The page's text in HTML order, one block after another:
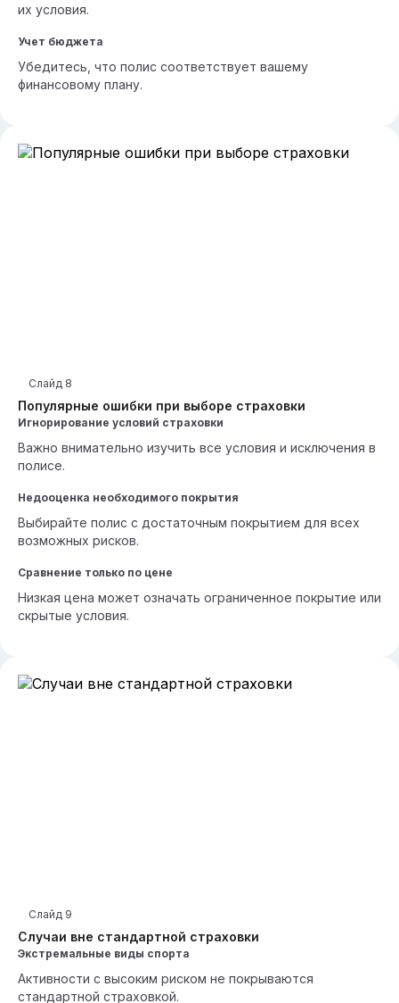
их условия.
Учет бюджета
Убедитесь, что полис соответствует вашему
финансовому плану.
Популярные ошибки при выборе страховки
Слайд 8
Игнорирование условий страховки
Важно внимательно изучить все условия и исключения в
полисе.
Недооценка необходимого покрытия
Выбирайте полис с достаточным покрытием для всех
возможных рисков.
Сравнение только по цене
Низкая цена может означать ограниченное покрытие или
скрытые условия.
Случаи вне стандартной страховки
Слайд 9
Экстремальные виды спорта
Активности с высоким риском не покрываются
стандартной страховкой.